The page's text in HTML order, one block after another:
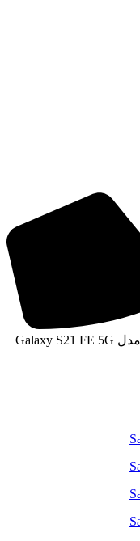
گوشی سامسونگ مدل Galaxy S21 FE 5G